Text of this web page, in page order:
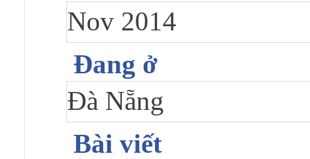
Nov 2014
Đang ở
Đà Nẵng
Bài viết